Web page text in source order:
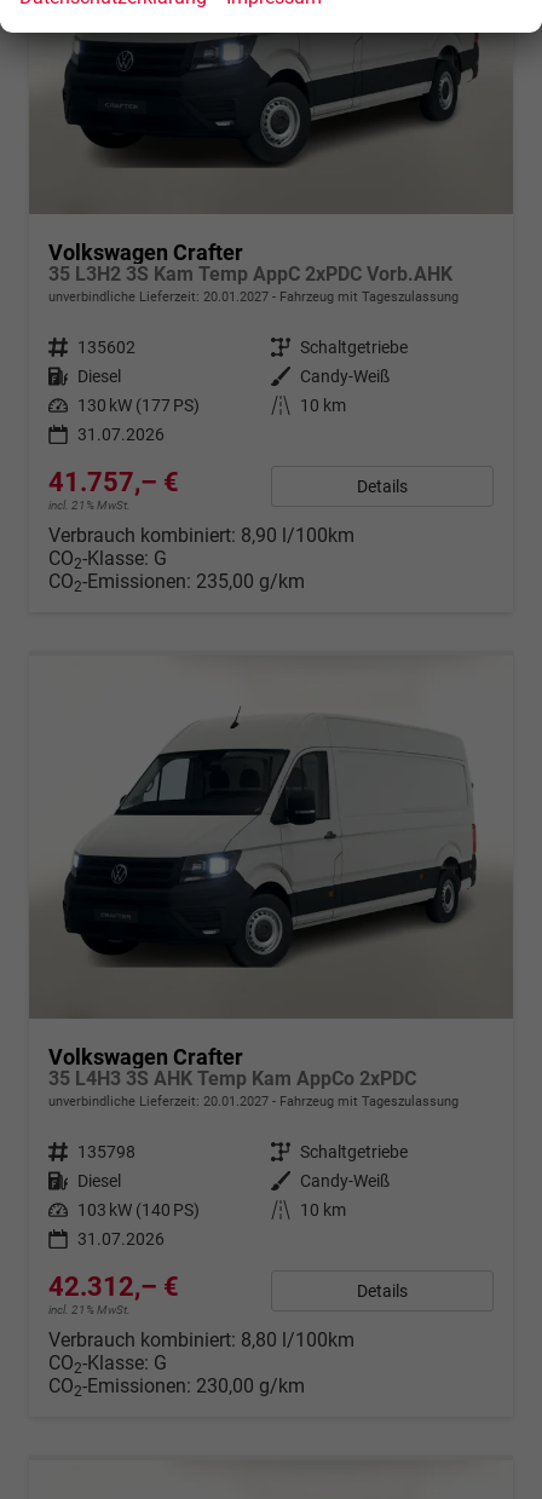
Volkswagen Crafter
35 L3H2 3S Kam Temp AppC 2xPDC Vorb.AHK
unverbindliche Lieferzeit: 20.01.2027 Fahrzeug mit Tageszulassung
Fahrzeugnr. 135602 Getriebe Schaltgetriebe
Kraftstoff Diesel Außenfarbe Candy-Weiß
Leistung 130 kW (177 PS) Kilometerstand
10 km
31.07.2026
41.757,– €
incl. 21% MwSt.
Details
Verbrauch kombiniert: 8,90 l/100km
CO2-Klasse: G
CO2-Emissionen: 235,00 g/km
Volkswagen Crafter
35 L4H3 3S AHK Temp Kam AppCo 2xPDC
unverbindliche Lieferzeit: 20.01.2027 Fahrzeug mit Tageszulassung
Fahrzeugnr. 135798 Getriebe Schaltgetriebe
Kraftstoff Diesel Außenfarbe Candy-Weiß
Leistung 103 kW (140 PS) Kilometerstand
10 km
31.07.2026
42.312,– €
incl. 21% MwSt.
Details
Verbrauch kombiniert: 8,80 l/100km
CO2-Klasse: G
CO2-Emissionen: 230,00 g/km